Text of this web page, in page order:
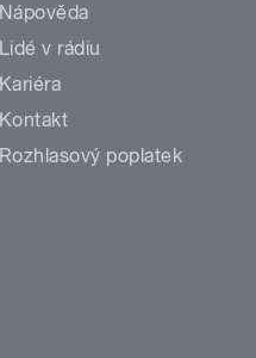
Nápověda
Lidé v rádiu
Kariéra
Kontakt
Rozhlasový poplatek